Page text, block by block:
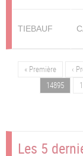
TIEBAUF
Pagination
Première
« Première ‹
Page
14895
Les 5